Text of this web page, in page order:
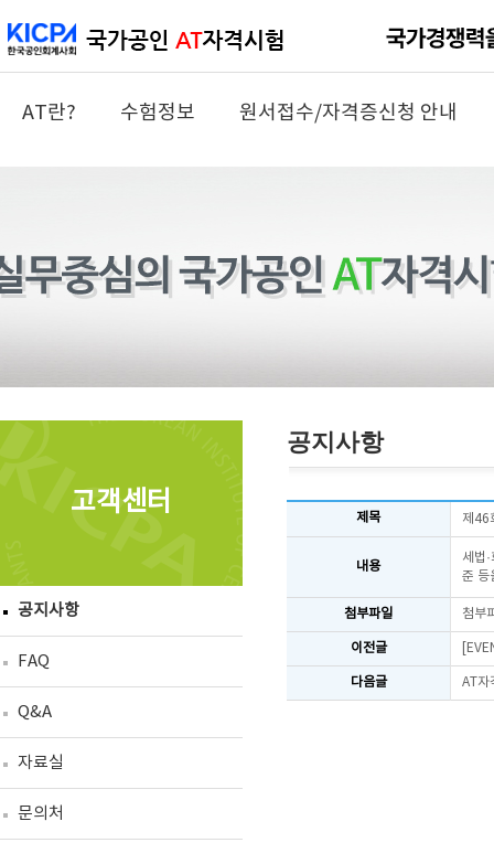
AT란? 수험정보 원서접수/자격증신청 안내
고객센터
공지사항
FAQ
Q&A
자료실
문의처
공지사항
제목 제46
내용
세법
준 등
첨부파일 첨부
이전글
다음글 AT자